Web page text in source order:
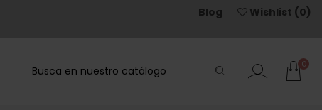
Blog Wishlist (0)
0